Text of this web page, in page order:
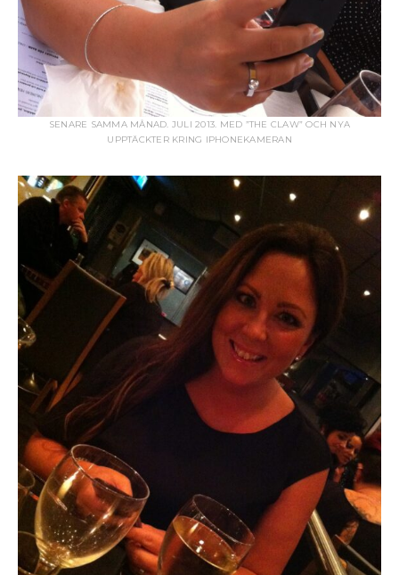
SENARE SAMMA MÅNAD. JULI 2013. MED ”THE CLAW” OCH NYA
UPPTÄCKTER KRING IPHONEKAMERAN